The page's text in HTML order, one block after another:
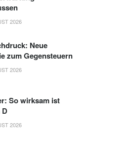
2026
Neue
zum Gegensteuern
2026
So wirksam ist
2026